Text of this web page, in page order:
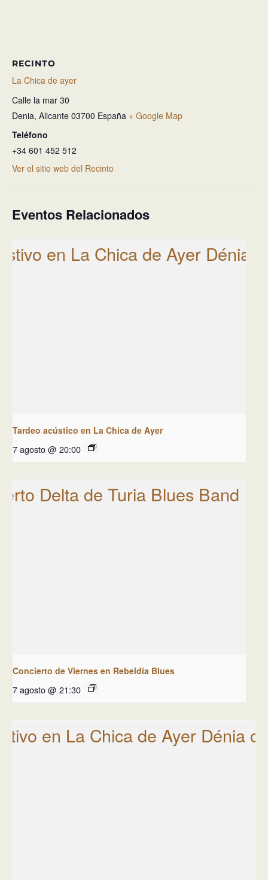
RECINTO
La Chica de ayer
Calle la mar 30
Denia, Alicante 03700 España + Google Map
Teléfono
+34 601 452 512
Ver el sitio web del Recinto
Eventos Relacionados
Tardeo acústico en La Chica de Ayer
7 agosto @ 20:00
Concierto de Viernes en Rebeldía Blues
7 agosto @ 21:30